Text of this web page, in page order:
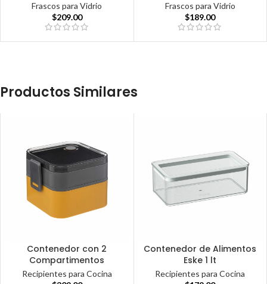
Frascos para Vidrio
$209.00
Frascos para Vidrio
$189.00
Productos Similares
Contenedor con 2
Compartimentos
Recipientes para Cocina
Contenedor de Alimentos
Eske 1 lt
Recipientes para Cocina